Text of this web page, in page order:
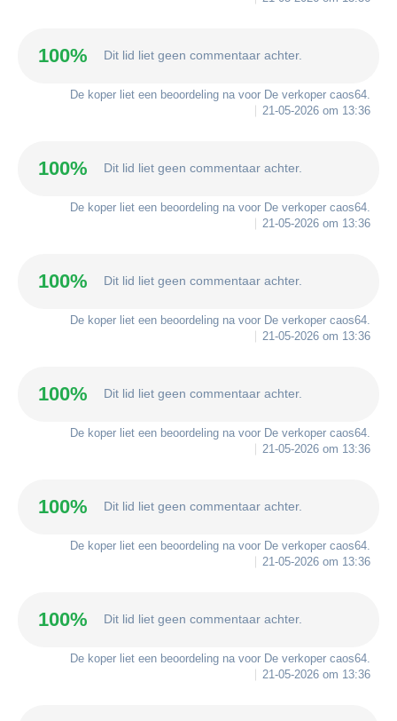
100% Dit lid liet geen commentaar achter.
De koper liet een beoordeling na voor De verkoper caos64
21-05-2026 om 13:36
100% Dit lid liet geen commentaar achter.
De koper liet een beoordeling na voor De verkoper caos64
21-05-2026 om 13:36
100% Dit lid liet geen commentaar achter.
De koper liet een beoordeling na voor De verkoper caos64
21-05-2026 om 13:36
100% Dit lid liet geen commentaar achter.
De koper liet een beoordeling na voor De verkoper caos64
21-05-2026 om 13:36
100% Dit lid liet geen commentaar achter.
De koper liet een beoordeling na voor De verkoper caos64
21-05-2026 om 13:36
100% Dit lid liet geen commentaar achter.
De koper liet een beoordeling na voor De verkoper caos64
21-05-2026 om 13:36